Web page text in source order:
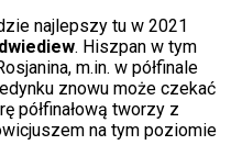
najlepszy tu w 2021
. Hiszpan w tym
m.in. w półfinale
znowu może czekać
półfinałową tworzy z
na tym poziomie